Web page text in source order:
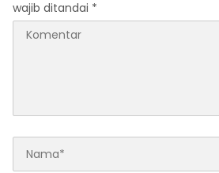
wajib ditandai *